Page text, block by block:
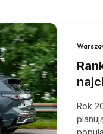
Rok